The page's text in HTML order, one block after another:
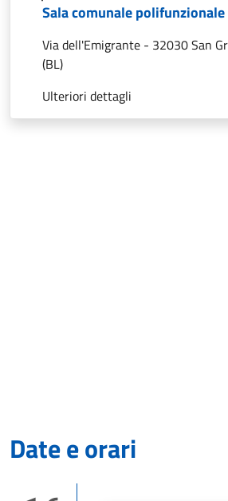
Sala comunale
Via dell'Emigrante - 32030 San
(BL)
Ulteriori dettagli
Date e orari